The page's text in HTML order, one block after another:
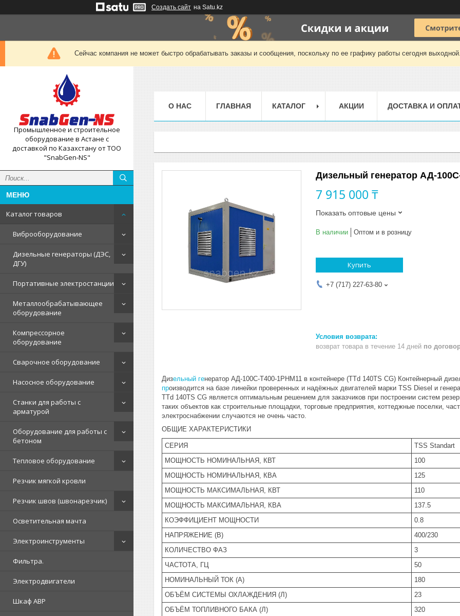
Создать сайт на Satu.kz
Сейчас компания не может быстро обрабатывать заказы и сообщения, поскольку по ее графику работы сегодня
Промышленное и строительное
оборудование в Астане с
доставкой по Казахстану от ТОО
"SnabGen-NS"
Каталог товаров
Виброоборудование
Дизельные генераторы (ДЭС,
ДГУ)
Портативные электростанции
Металлообрабатывающее
оборудование
Компрессорное
оборудование
Сварочное оборудование
Насосное оборудование
Станки для работы с
арматурой
Оборудование для работы с
бетоном
Тепловое оборудование
Резчик мягкой кровли
Резчик швов (швонарезчик)
Осветительная мачта
Электроинструменты
Фильтра.
Электродвигатели
Шкаф АВР
О НАС ГЛАВНАЯ КАТАЛОГ АКЦИИ ДОСТАВКА И
Дизельный генератор АД-
7 915 000 ₸
Показать оптовые цены
В наличии Оптом и в розницу
Купить
+7 (717) 227-63-80
возврат товара в течение 14 дней по
Дизельный генератор АД-100С-Т400-1РНМ11 в контейнере (TTd 140TS CG) Контейнерный
производится на базе линейки проверенных и надёжных двигателей марки TSS Diesel и
TTd 140TS CG является оптимальным решением для заказчиков при построении систем
таких объектов как строительные площадки, торговые предприятия, коттеджные поселки,
электроснабжении случаются не очень часто.
ОБЩИЕ ХАРАКТЕРИСТИКИ
СЕРИЯ
TSS Standart
МОЩНОСТЬ НОМИНАЛЬНАЯ, КВТ
100
МОЩНОСТЬ НОМИНАЛЬНАЯ, КВА
125
МОЩНОСТЬ МАКСИМАЛЬНАЯ, КВТ
110
МОЩНОСТЬ МАКСИМАЛЬНАЯ, КВА
137.5
КОЭФФИЦИЕНТ МОЩНОСТИ
0.8
НАПРЯЖЕНИЕ (В)
400/230
КОЛИЧЕСТВО ФАЗ
3
ЧАСТОТА, ГЦ
50
НОМИНАЛЬНЫЙ ТОК (А)
180
ОБЪЁМ СИСТЕМЫ ОХЛАЖДЕНИЯ (Л)
23
ОБЪЁМ ТОПЛИВНОГО БАКА (Л)
320